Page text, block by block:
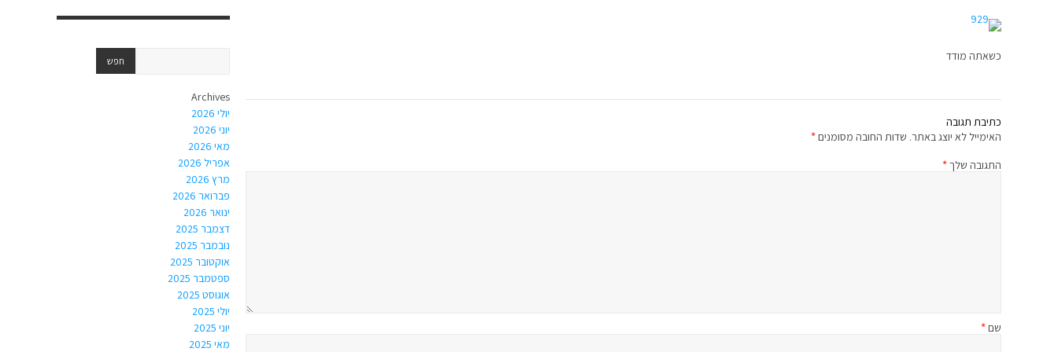
כשאתה מודד
כתיבת תגובה
האימייל לא יוצג באתר. שדות החובה מסומנים*
התגובה שלך*
שם*
Archives
יולי 2026
יוני 2026
מאי 2026
אפריל 2026
מרץ 2026
פברואר 2026
ינואר 2026
דצמבר 2025
נובמבר 2025
אוקטובר 2025
ספטמבר 2025
אוגוסט 2025
יולי 2025
יוני 2025
מאי 2025